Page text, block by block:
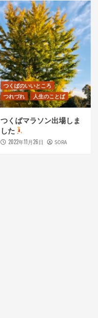
つくばのいいところ
つれづれ
人生のことば
つくばマラソン出場しま
した
2022年11月26日 SORA